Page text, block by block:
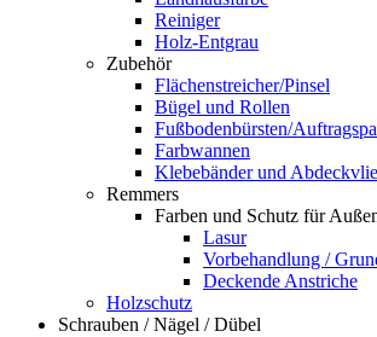
Reiniger
Holz-Entgrau
Zubehör
Flächenstreicher/Pinsel
Bügel und Rollen
Fußbodenbürsten/
Farbwannen
Klebebänder und
Remmers
Farben und Schutz für
Lasur
Vorbehandlung /
Deckende Anstriche
Holzschutz
Schrauben / Nägel / Dübel